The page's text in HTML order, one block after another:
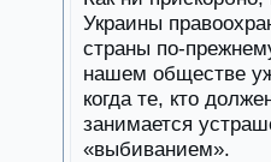
Украины
страны по-
нашем обществе
когда те, кто
занимается
«выбиванием».